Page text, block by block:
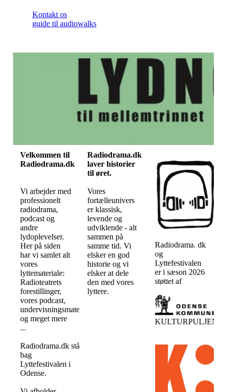
Kontakt os
guide til audiowalks
Velkommen til
Radiodrama.dk
Vi arbejder med
professionelt
radiodrama,
podcast og
andre
lydoplevelser.
Her på siden
har vi samlet alt
vores
lyttemateriale:
Radioteatrets
forestillinger,
vores podcast,
undervisningsmaterialer
og meget mere
...
Radiodrama.dk står
bag
Lyttefestivalen i
Odense.
Radiodrama.dk
laver historier
til øret.
Vores
fortælleunivers
er klassisk,
levende og
udviklende - alt
sammen på
samme tid. Vi
elsker en god
historie og vi
elsker at dele
den med vores
lyttere.
Radiodrama. dk
og
Lyttefestivalen
er i sæson 2026
støttet af
KULTURPULJEN